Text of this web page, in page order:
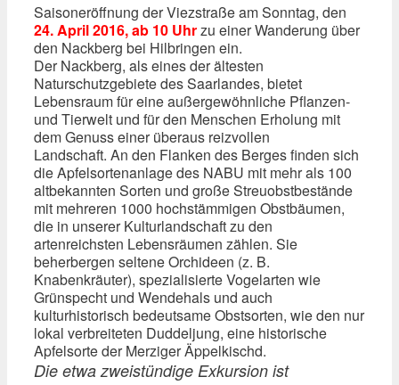
Saisoneröffnung der Viezstraße am Sonntag, den
24. April 2016, ab 10 Uhrzu einer Wanderung über
den Nackberg bei Hilbringen ein.
Der Nackberg, als eines der ältesten
Naturschutzgebiete des Saarlandes, bietet
Lebensraum für eine außergewöhnliche Pflanzen-
und Tierwelt und für den Menschen Erholung mit
dem Genuss einer überaus reizvollen
Landschaft. An den Flanken des Berges finden sich
die Apfelsortenanlage des NABU mit mehr als 100
altbekannten Sorten und große Streuobstbestände
mit mehreren 1000 hochstämmigen Obstbäumen,
die in unserer Kulturlandschaft zu den
artenreichsten Lebensräumen zählen. Sie
beherbergen seltene Orchideen (z. B.
Knabenkräuter), spezialisierte Vogelarten wie
Grünspecht und Wendehals und auch
kulturhistorisch bedeutsame Obstsorten, wie den nur
lokal verbreiteten Duddeljung, eine historische
Apfelsorte der Merziger Äppelkischd.
Die etwa zweistündige Exkursion ist